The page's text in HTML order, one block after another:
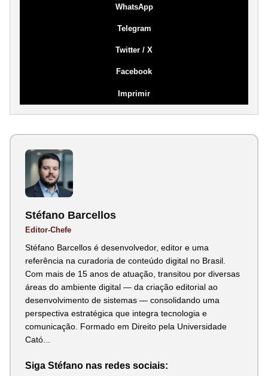
WhatsApp
Telegram
Twitter / X
Facebook
Imprimir
Stéfano Barcellos
Editor-Chefe
Stéfano Barcellos é desenvolvedor, editor e uma
referência na curadoria de conteúdo digital no Brasil.
Com mais de 15 anos de atuação, transitou por diversas
áreas do ambiente digital — da criação editorial ao
desenvolvimento de sistemas — consolidando uma
perspectiva estratégica que integra tecnologia e
comunicação. Formado em Direito pela Universidade
Cató...
Siga Stéfano nas redes sociais: